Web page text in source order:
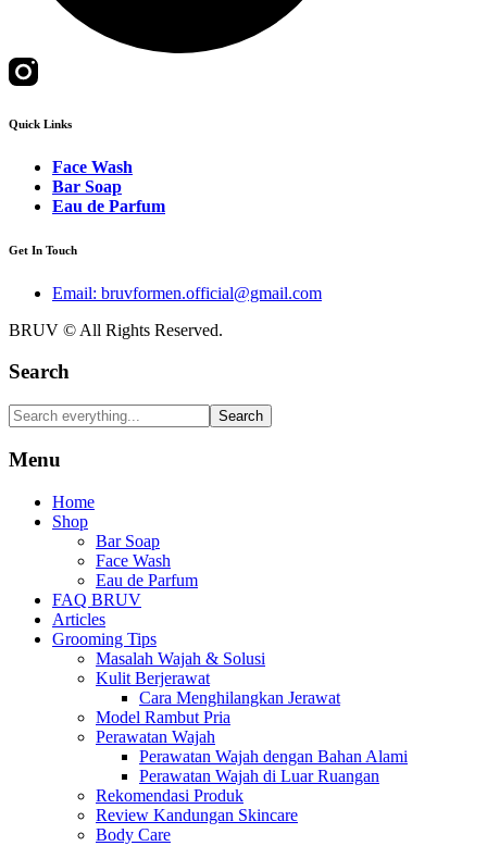
Quick Links
Face Wash
Bar Soap
Eau de Parfum
Get In Touch
Email: bruvformen.official@gmail.com
BRUV © All Rights Reserved.
Search
Search
Menu
Home
Shop
Bar Soap
Face Wash
Eau de Parfum
FAQ BRUV
Articles
Grooming Tips
Masalah Wajah & Solusi
Kulit Berjerawat
Cara Menghilangkan Jerawat
Model Rambut Pria
Perawatan Wajah
Perawatan Wajah dengan Bahan Alami
Perawatan Wajah di Luar Ruangan
Rekomendasi Produk
Review Kandungan Skincare
Body Care